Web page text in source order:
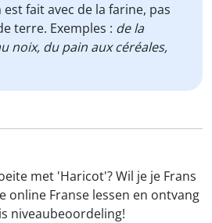
est fait avec de la farine, pas
terre. Exemples : de la
noix, du pain aux céréales,
met 'Haricot'? Wil je je Frans
online Franse lessen en ontvang
niveaubeoordeling!